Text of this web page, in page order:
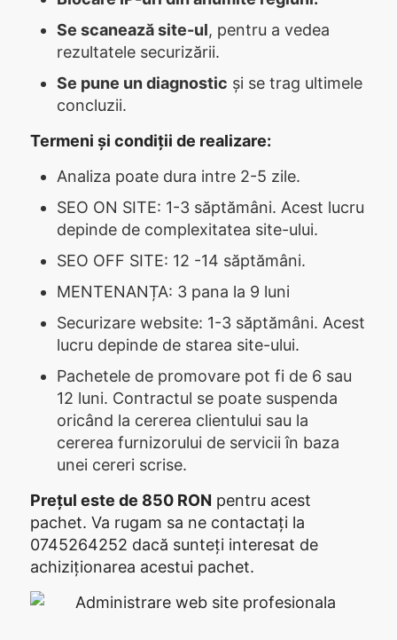
Se scanează site-ul, pentru a vedea
rezultatele securizării.
Se pune un diagnostic și se trag ultimele
concluzii.
Termeni și condiții de realizare:
Analiza poate dura intre 2-5 zile.
SEO ON SITE: 1-3 săptămâni. Acest lucru
depinde de complexitatea site-ului.
SEO OFF SITE: 12 -14 săptămâni.
MENTENANȚA: 3 pana la 9 luni
Securizare website: 1-3 săptămâni. Acest
lucru depinde de starea site-ului.
Pachetele de promovare pot fi de 6 sau
12 luni. Contractul se poate suspenda
oricând la cererea clientului sau la
cererea furnizorului de servicii în baza
unei cereri scrise.
Prețul este de 850 RON pentru acest
pachet. Va rugam sa ne contactați la
0745264252 dacă sunteți interesat de
achiziționarea acestui pachet.